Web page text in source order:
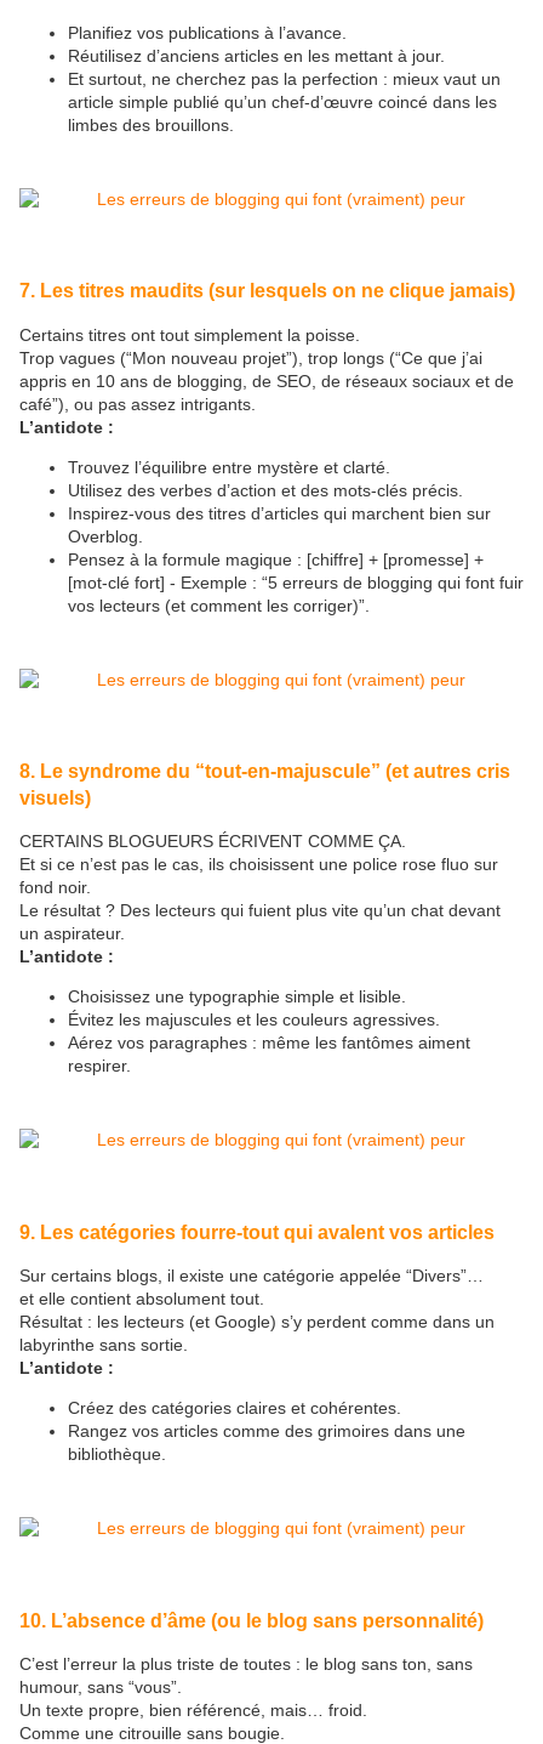
Planifiez vos publications à l’avance.
Réutilisez d’anciens articles en les mettant à jour.
Et surtout, ne cherchez pas la perfection : mieux vaut un
article simple publié qu’un chef-d’œuvre coincé dans les
limbes des brouillons.
7. Les titres maudits (sur lesquels on ne clique jamais)
Certains titres ont tout simplement la poisse.
Trop vagues (“Mon nouveau projet”), trop longs (“Ce que j’ai
appris en 10 ans de blogging, de SEO, de réseaux sociaux et de
café”), ou pas assez intrigants.
L’antidote :
Trouvez l’équilibre entre mystère et clarté.
Utilisez des verbes d’action et des mots-clés précis.
Inspirez-vous des titres d’articles qui marchent bien sur
Overblog.
Pensez à la formule magique : [chiffre] + [promesse] +
[mot-clé fort] - Exemple : “5 erreurs de blogging qui font fuir
vos lecteurs (et comment les corriger)”.
8. Le syndrome du “tout-en-majuscule” (et autres cris
visuels)
CERTAINS BLOGUEURS ÉCRIVENT COMME ÇA.
Et si ce n’est pas le cas, ils choisissent une police rose fluo sur
fond noir.
Le résultat ? Des lecteurs qui fuient plus vite qu’un chat devant
un aspirateur.
L’antidote :
Choisissez une typographie simple et lisible.
Évitez les majuscules et les couleurs agressives.
Aérez vos paragraphes : même les fantômes aiment
respirer.
9. Les catégories fourre-tout qui avalent vos articles
Sur certains blogs, il existe une catégorie appelée “Divers”…
et elle contient absolument tout.
Résultat : les lecteurs (et Google) s’y perdent comme dans un
labyrinthe sans sortie.
L’antidote :
Créez des catégories claires et cohérentes.
Rangez vos articles comme des grimoires dans une
bibliothèque.
10. L’absence d’âme (ou le blog sans personnalité)
C’est l’erreur la plus triste de toutes : le blog sans ton, sans
humour, sans “vous”.
Un texte propre, bien référencé, mais… froid.
Comme une citrouille sans bougie.